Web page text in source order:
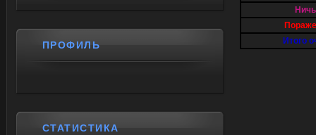
Итого
ПРОФИЛЬ
СТАТИСТИКА